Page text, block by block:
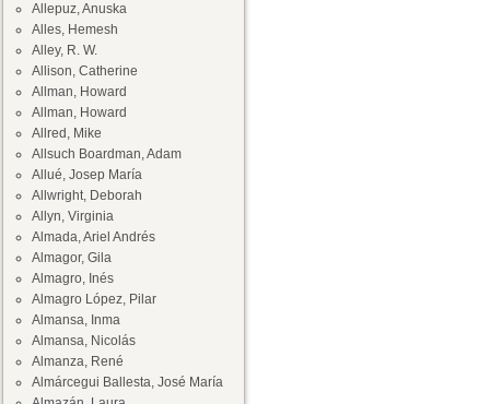
Allepuz, Anuska
Alles, Hemesh
Alley, R. W.
Allison, Catherine
Allman, Howard
Allman, Howard
Allred, Mike
Allsuch Boardman, Adam
Allué, Josep María
Allwright, Deborah
Allyn, Virginia
Almada, Ariel Andrés
Almagor, Gila
Almagro, Inés
Almagro López, Pilar
Almansa, Inma
Almansa, Nicolás
Almanza, René
Almárcegui Ballesta, José María